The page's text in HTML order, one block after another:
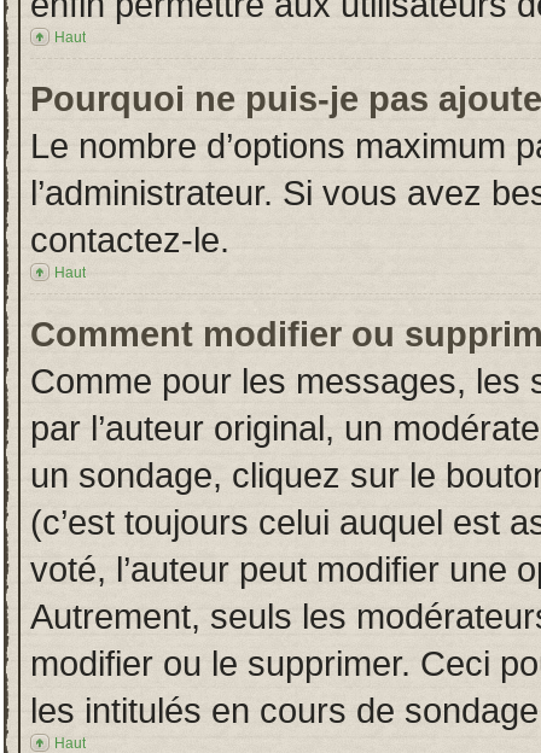
Haut
Pourquoi ne puis-je pas
Le nombre d’options maximum
l’administrateur. Si vous avez
contactez-le.
Haut
Comment modifier ou
Comme pour les messages, les
par l’auteur original, un
un sondage, cliquez sur le
(c’est toujours celui auquel est
voté, l’auteur peut modifier une
Autrement, seuls les
modifier ou le supprimer. Ceci
les intitulés en cours de
Haut